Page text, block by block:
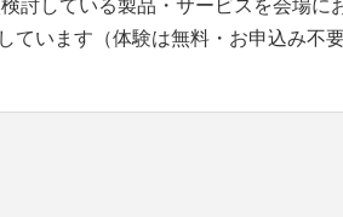
討している製品・サービスを会場に
います（体験は無料・お申込み不要